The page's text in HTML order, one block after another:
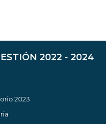
2022 - 2024
2023